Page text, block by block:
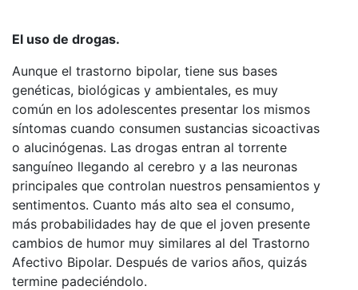
El uso de drogas.
Aunque el trastorno bipolar, tiene sus bases
genéticas, biológicas y ambientales, es muy
común en los adolescentes presentar los mismos
síntomas cuando consumen sustancias sicoactivas
o alucinógenas. Las drogas entran al torrente
sanguíneo llegando al cerebro y a las neuronas
principales que controlan nuestros pensamientos y
sentimentos. Cuanto más alto sea el consumo,
más probabilidades hay de que el joven presente
cambios de humor muy similares al del Trastorno
Afectivo Bipolar. Después de varios años, quizás
termine padeciéndolo.